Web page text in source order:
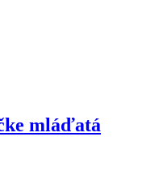
mláďatá